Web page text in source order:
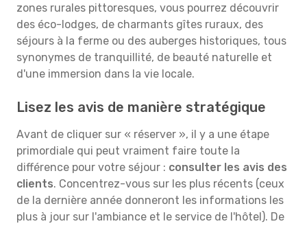
zones rurales pittoresques, vous pourrez découvrir
des éco-lodges, de charmants gîtes ruraux, des
séjours à la ferme ou des auberges historiques, tous
synonymes de tranquillité, de beauté naturelle et
d'une immersion dans la vie locale.
Lisez les avis de manière stratégique
Avant de cliquer sur « réserver », il y a une étape
primordiale qui peut vraiment faire toute la
différence pour votre séjour : consulter les avis des
clients. Concentrez-vous sur les plus récents (ceux
de la dernière année donneront les informations les
plus à jour sur l'ambiance et le service de l'hôtel). De